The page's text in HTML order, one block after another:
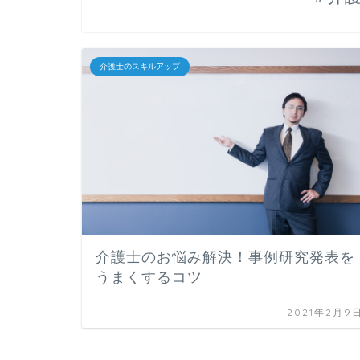
介護士のスキルアップ
介護士のお悩み解決！事例研究発表を
うまくするコツ
2021年2月9